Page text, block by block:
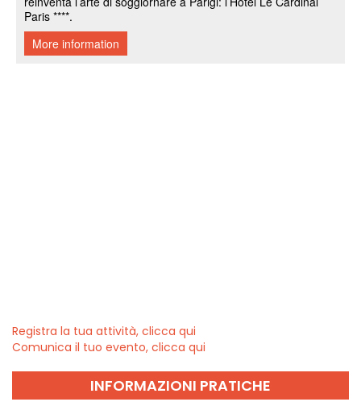
Registra la tua attività, clicca qui
Comunica il tuo evento, clicca qui
INFORMAZIONI PRATICHE